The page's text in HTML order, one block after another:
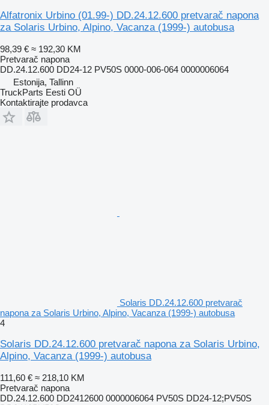
Alfatronix Urbino (01.99-) DD.24.12.600 pretvarač napona
za Solaris Urbino, Alpino, Vacanza (1999-) autobusa
98,39 € ≈ 192,30 KM
Pretvarač napona
DD.24.12.600 DD24-12 PV50S 0000-006-064 0000006064
Estonija, Tallinn
TruckParts Eesti OÜ
Kontaktirajte prodavca
Solaris DD.24.12.600 pretvarač
napona za Solaris Urbino, Alpino, Vacanza (1999-) autobusa
4
Solaris DD.24.12.600 pretvarač napona za Solaris Urbino,
Alpino, Vacanza (1999-) autobusa
111,60 € ≈ 218,10 KM
Pretvarač napona
DD.24.12.600 DD2412600 0000006064 PV50S DD24-12;PV50S